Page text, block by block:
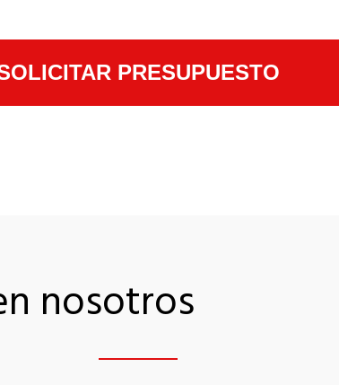
PRESUPUESTO
nosotros